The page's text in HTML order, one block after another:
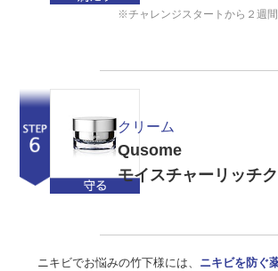
※チャレンジスタートから２週
クリーム
Qusome
モイスチャーリッチ
ニキビでお悩みの竹下様には、 ニキビを防ぐ